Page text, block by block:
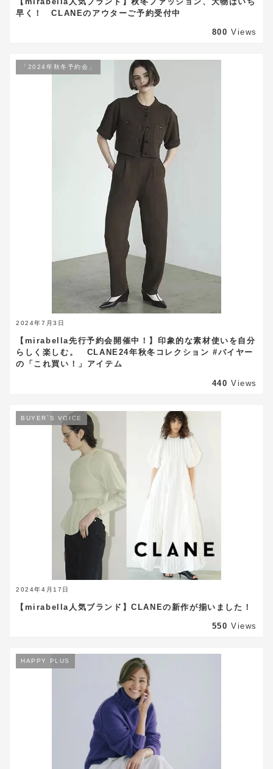
早く！ CLANEのアウターご予約受付中
800 Views
2024年7月3日
「2024年秋冬予約会」
【mirabella先行予約会開催中！】印象的な素材使いを自分
らしく楽しむ。 CLANE24年秋冬コレクション #バイヤー
の「これ買い！」アイテム
440 Views
2024年4月17日
BUYER`S VOICE
【mirabella人気ブランド】CLANEの新作が揃いました！
550 Views
HAPPY PLUS